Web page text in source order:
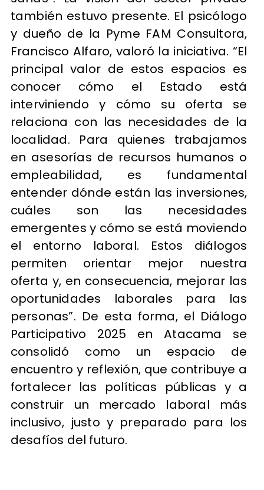
también estuvo presente. El psicólogo
y dueño de la Pyme FAM Consultora,
Francisco Alfaro, valoró la iniciativa. “El
principal valor de estos espacios es
conocer cómo el Estado está
interviniendo y cómo su oferta se
relaciona con las necesidades de la
localidad. Para quienes trabajamos
en asesorías de recursos humanos o
empleabilidad, es fundamental
entender dónde están las inversiones,
cuáles son las necesidades
emergentes y cómo se está moviendo
el entorno laboral. Estos diálogos
permiten orientar mejor nuestra
oferta y, en consecuencia, mejorar las
oportunidades laborales para las
personas”. De esta forma, el Diálogo
Participativo 2025 en Atacama se
consolidó como un espacio de
encuentro y reflexión, que contribuye a
fortalecer las políticas públicas y a
construir un mercado laboral más
inclusivo, justo y preparado para los
desafíos del futuro.